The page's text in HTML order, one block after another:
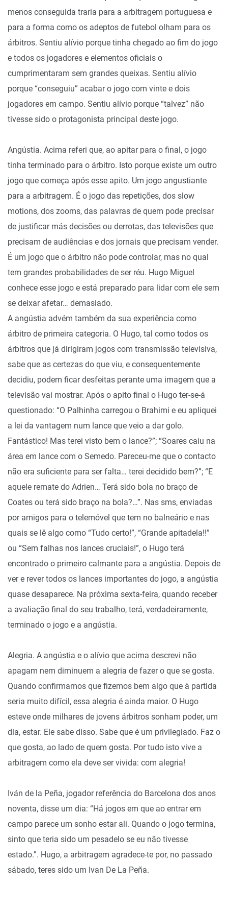
menos conseguida traria para a arbitragem portuguesa e
para a forma como os adeptos de futebol olham para os
árbitros. Sentiu alívio porque tinha chegado ao fim do jogo
e todos os jogadores e elementos oficiais o
cumprimentaram sem grandes queixas. Sentiu alívio
porque “conseguiu” acabar o jogo com vinte e dois
jogadores em campo. Sentiu alívio porque “talvez” não
tivesse sido o protagonista principal deste jogo.
Angústia. Acima referi que, ao apitar para o final, o jogo
tinha terminado para o árbitro. Isto porque existe um outro
jogo que começa após esse apito. Um jogo angustiante
para a arbitragem. É o jogo das repetições, dos slow
motions, dos zooms, das palavras de quem pode precisar
de justificar más decisões ou derrotas, das televisões que
precisam de audiências e dos jornais que precisam vender.
É um jogo que o árbitro não pode controlar, mas no qual
tem grandes probabilidades de ser réu. Hugo Miguel
conhece esse jogo e está preparado para lidar com ele sem
se deixar afetar… demasiado.
A angústia advém também da sua experiência como
árbitro de primeira categoria. O Hugo, tal como todos os
árbitros que já dirigiram jogos com transmissão televisiva,
sabe que as certezas do que viu, e consequentemente
decidiu, podem ficar desfeitas perante uma imagem que a
televisão vai mostrar. Após o apito final o Hugo ter-se-á
questionado: “O Palhinha carregou o Brahimi e eu apliquei
a lei da vantagem num lance que veio a dar golo.
Fantástico! Mas terei visto bem o lance?”; “Soares caiu na
área em lance com o Semedo. Pareceu-me que o contacto
não era suficiente para ser falta… terei decidido bem?”; “E
aquele remate do Adrien… Terá sido bola no braço de
Coates ou terá sido braço na bola?…”. Nas sms, enviadas
por amigos para o telemóvel que tem no balneário e nas
quais se lê algo como “Tudo certo!”, “Grande apitadela!!”
ou “Sem falhas nos lances cruciais!”, o Hugo terá
encontrado o primeiro calmante para a angústia. Depois de
ver e rever todos os lances importantes do jogo, a angústia
quase desaparece. Na próxima sexta-feira, quando receber
a avaliação final do seu trabalho, terá, verdadeiramente,
terminado o jogo e a angústia.
Alegria. A angústia e o alívio que acima descrevi não
apagam nem diminuem a alegria de fazer o que se gosta.
Quando confirmamos que fizemos bem algo que à partida
seria muito difícil, essa alegria é ainda maior. O Hugo
esteve onde milhares de jovens árbitros sonham poder, um
dia, estar. Ele sabe disso. Sabe que é um privilegiado. Faz o
que gosta, ao lado de quem gosta. Por tudo isto vive a
arbitragem como ela deve ser vivida: com alegria!
Iván de la Peña, jogador referência do Barcelona dos anos
noventa, disse um dia: “Há jogos em que ao entrar em
campo parece um sonho estar ali. Quando o jogo termina,
sinto que teria sido um pesadelo se eu não tivesse
estado.”. Hugo, a arbitragem agradece-te por, no passado
sábado, teres sido um Ivan De La Peña.